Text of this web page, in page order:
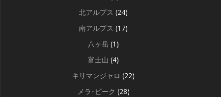
北アルプス (24)
南アルプス (17)
八ヶ岳 (1)
富士山 (4)
キリマンジャロ (22)
メラ･ピーク (28)